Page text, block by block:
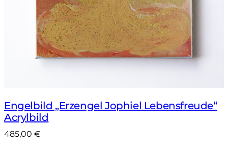
Engelbild „Erzengel Jophiel Lebensfreude“
Acrylbild
485,00 €